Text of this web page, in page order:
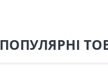
ПОПУЛЯРНІ